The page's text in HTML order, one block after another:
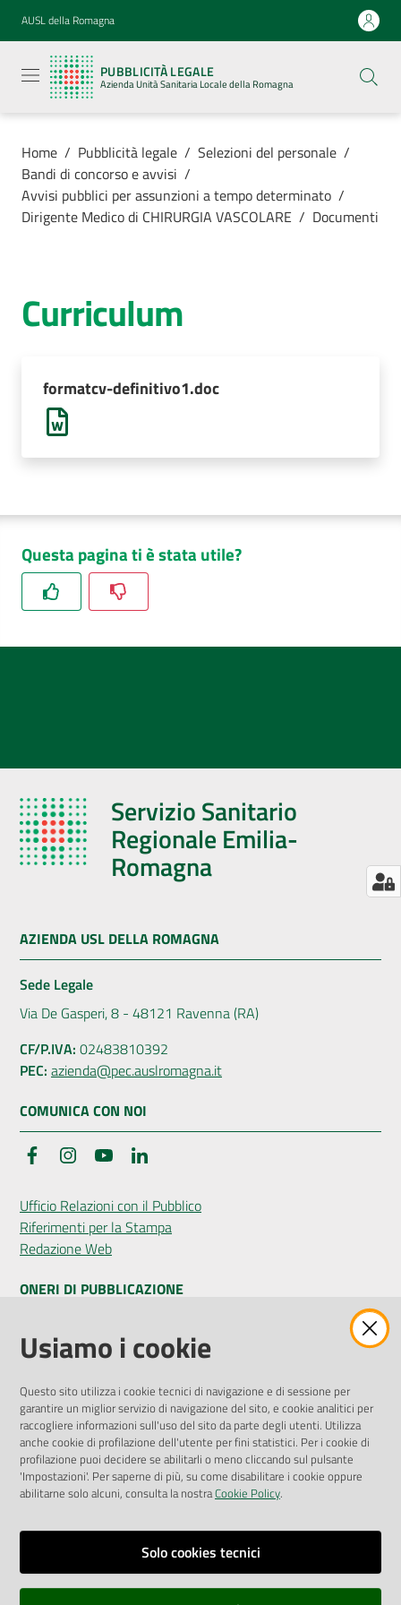
Vai al contenuto
Vai alla navigazione
Vai al footer
AUSL della Romagna
PUBBLICITÀ LEGALE
Azienda Unità Sanitaria Locale della Romagna
legale
Azienda
Unità
Locale della
Servizi
AUSL
Home / Pubblicità legale / Selezioni del personale /
Bandi di concorso e avvisi /
Avvisi pubblici per assunzioni a tempo determinato /
Dirigente Medico di CHIRURGIA VASCOLARE / Documenti
Curriculum
formatcv-definitivo1.doc
Questa pagina ti è stata utile?
Servizio Sanitario
Regionale Emilia-
Romagna
AZIENDA USL DELLA ROMAGNA
Sede Legale
Via De Gasperi, 8 - 48121 Ravenna (RA)
CF/P.IVA: 02483810392
PEC: azienda@pec.auslromagna.it
COMUNICA CON NOI
FacebookInstagramYouTube
Ufficio Relazioni con il Pubblico
Riferimenti per la Stampa
Redazione Web
ONERI DI PUBBLICAZIONE
Amministrazione Trasparente
Pubblicità legale
Privacy Policy
Attuazione Misure PNRR
Liste di Attesa
ENTI, IMPRESE E PARTNER
Fatturazione Elettronica
Richiesta Patrocinio
Usiamo i cookie
Questo sito utilizza i cookie tecnici di navigazione e di sessione per
garantire un miglior servizio di navigazione del sito, e cookie analitici per
raccogliere informazioni sull'uso del sito da parte degli utenti. Utilizza
anche cookie di profilazione dell'utente per fini statistici. Per i cookie di
profilazione puoi decidere se abilitarli o meno cliccando sul pulsante
'Impostazioni'. Per saperne di più, su come disabilitare i cookie oppure
abilitarne solo alcuni, consulta la nostraCookie Policy.
Solo cookies tecnici